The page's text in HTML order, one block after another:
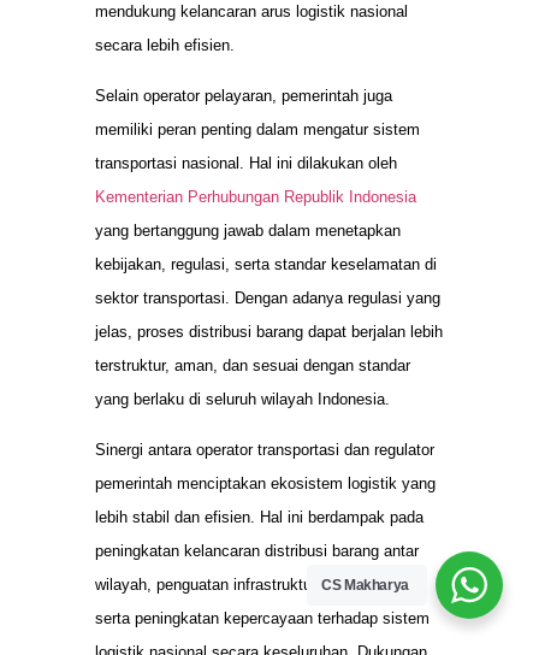
mendukung kelancaran arus logistik nasional
secara lebih efisien.
Selain operator pelayaran, pemerintah juga
memiliki peran penting dalam mengatur sistem
transportasi nasional. Hal ini dilakukan oleh
Kementerian Perhubungan Republik Indonesia
yang bertanggung jawab dalam menetapkan
kebijakan, regulasi, serta standar keselamatan di
sektor transportasi. Dengan adanya regulasi yang
jelas, proses distribusi barang dapat berjalan lebih
terstruktur, aman, dan sesuai dengan standar
yang berlaku di seluruh wilayah Indonesia.
Sinergi antara operator transportasi dan regulator
pemerintah menciptakan ekosistem logistik yang
lebih stabil dan efisien. Hal ini berdampak pada
peningkatan kelancaran distribusi barang antar
wilayah, penguatan infrastruktur transportasi,
serta peningkatan kepercayaan terhadap sistem
CS Makharya